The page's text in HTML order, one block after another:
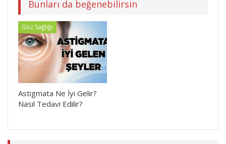
Bunları da beğenebilirsin
Göz Sağlığı
Astigmata Ne İyi Gelir?
Nasıl Tedavi Edilir?